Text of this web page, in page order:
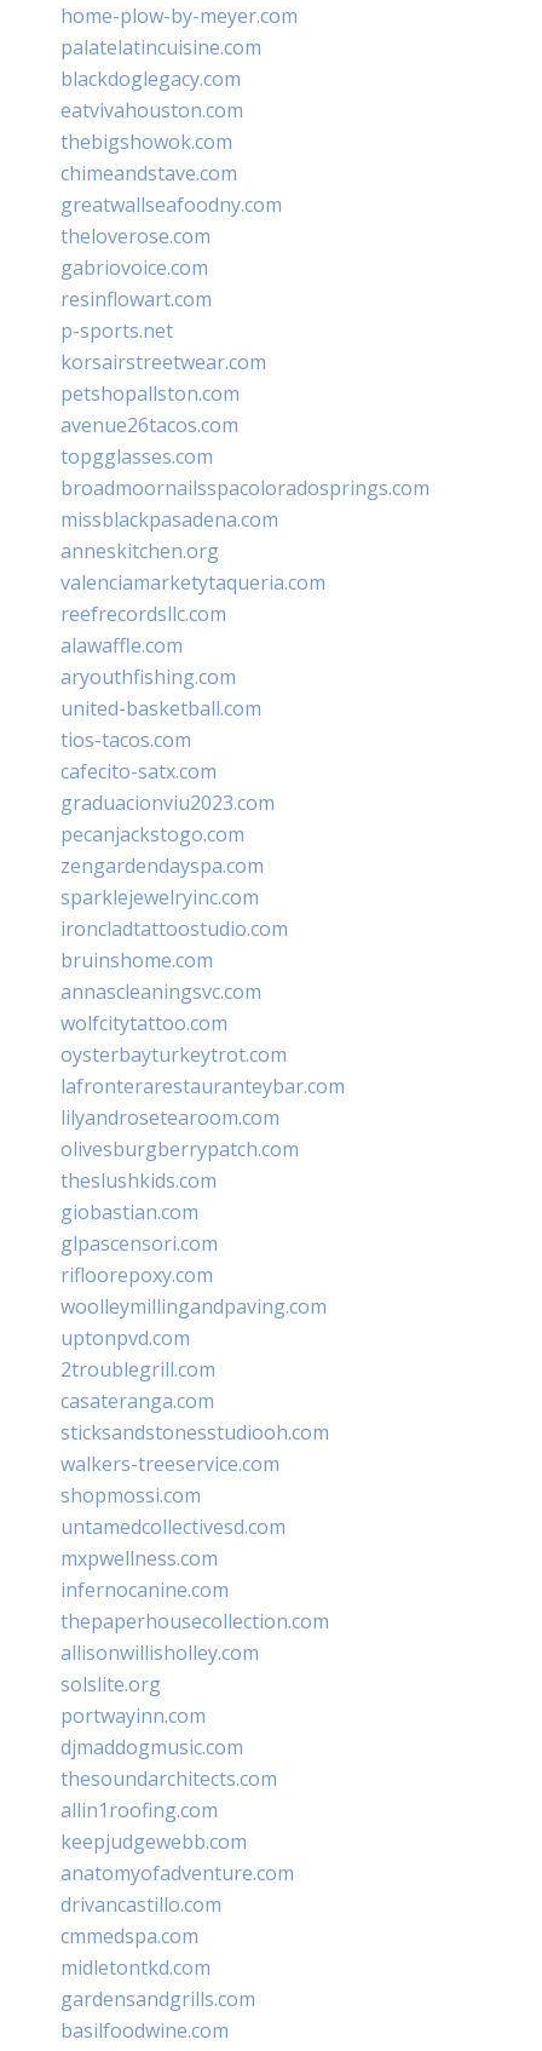
home-plow-by-meyer.com
palatelatincuisine.com
blackdoglegacy.com
eatvivahouston.com
thebigshowok.com
chimeandstave.com
greatwallseafoodny.com
theloverose.com
gabriovoice.com
resinflowart.com
p-sports.net
korsairstreetwear.com
petshopallston.com
avenue26tacos.com
topgglasses.com
broadmoornailsspacoloradosprings.com
missblackpasadena.com
anneskitchen.org
valenciamarketytaqueria.com
reefrecordsllc.com
alawaffle.com
aryouthfishing.com
united-basketball.com
tios-tacos.com
cafecito-satx.com
graduacionviu2023.com
pecanjackstogo.com
zengardendayspa.com
sparklejewelryinc.com
ironcladtattoostudio.com
bruinshome.com
annascleaningsvc.com
wolfcitytattoo.com
oysterbayturkeytrot.com
lafronterarestauranteybar.com
lilyandrosetearoom.com
olivesburgberrypatch.com
theslushkids.com
giobastian.com
glpascensori.com
rifloorepoxy.com
woolleymillingandpaving.com
uptonpvd.com
2troublegrill.com
casateranga.com
sticksandstonesstudiooh.com
walkers-treeservice.com
shopmossi.com
untamedcollectivesd.com
mxpwellness.com
infernocanine.com
thepaperhousecollection.com
allisonwillisholley.com
solslite.org
portwayinn.com
djmaddogmusic.com
thesoundarchitects.com
allin1roofing.com
keepjudgewebb.com
anatomyofadventure.com
drivancastillo.com
cmmedspa.com
midletontkd.com
gardensandgrills.com
basilfoodwine.com